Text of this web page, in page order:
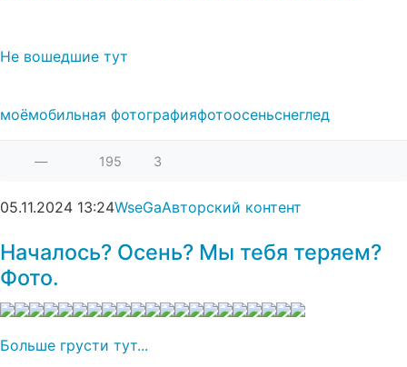
Не вошедшие тут
моёмобильная фотографияфотоосеньснеглед
— 195 3
05.11.2024 13:24WseGaАвторский контент
Началось? Осень? Мы тебя теряем?
Фото.
Больше грусти тут...